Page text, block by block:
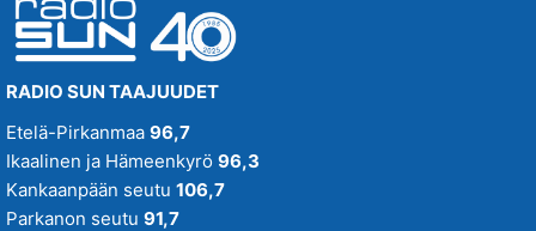
RADIO SUN TAAJUUDET
Etelä-Pirkanmaa 96,7
Ikaalinen ja Hämeenkyrö 96,3
Kankaanpään seutu 106,7
Parkanon seutu 91,7